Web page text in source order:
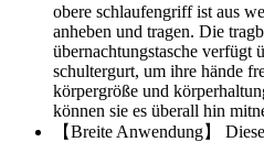
obere schlaufengriff ist aus
anheben und tragen. Die
übernachtungstasche verfügt
schultergurt, um ihre hände
körpergröße und
können sie es überall hin
【Breite Anwendung】